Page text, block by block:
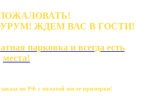
ЖДЕМ ВАС В ГОСТИ!
парковка и всегда есть
места!
по РФ с оплатой после примерки!